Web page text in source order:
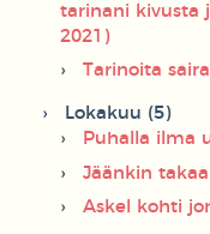
tarinani kivusta
2021)
Tarinoita
Lokakuu (5)
Puhalla ilma
Jäänkin takaa
Askel kohti